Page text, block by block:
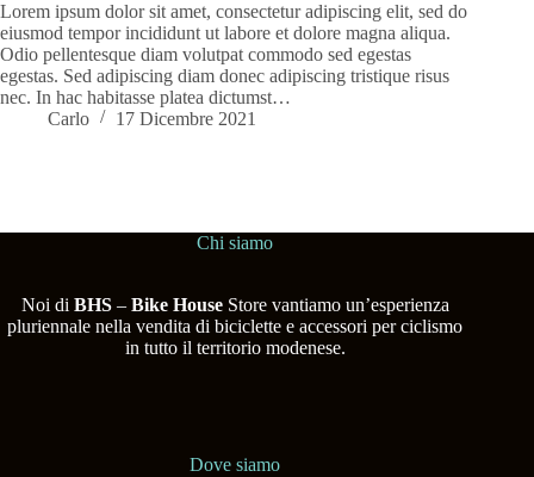
Lorem ipsum dolor sit amet, consectetur adipiscing elit, sed do
eiusmod tempor incididunt ut labore et dolore magna aliqua.
Odio pellentesque diam volutpat commodo sed egestas
egestas. Sed adipiscing diam donec adipiscing tristique risus
nec. In hac habitasse platea dictumst…
Carlo
17 Dicembre 2021
Chi siamo
Noi di BHS– Bike HouseStore vantiamo un’esperienza
pluriennale nella vendita di biciclette e accessori per ciclismo
in tutto il territorio modenese.
Dove siamo